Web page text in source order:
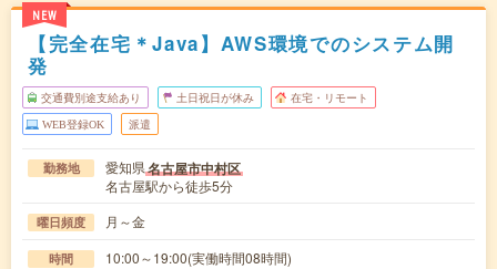
NEW
【完全在宅＊Java】AWS環境でのシステム開
発
交通費別途支給あり 土日祝日が休み 在宅・リモート
WEB登録OK 派遣
勤務地 愛知県名古屋市中村区
名古屋駅から徒歩5分
曜日頻度 月～金
時間 10:00～19:00(実働時間08時間)